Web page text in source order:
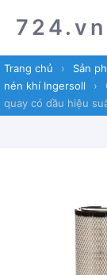
to
navigation
to
content
724.vn
Trang chủ › Sản
nén khí Ingersoll
›
quay có dầu hiệu